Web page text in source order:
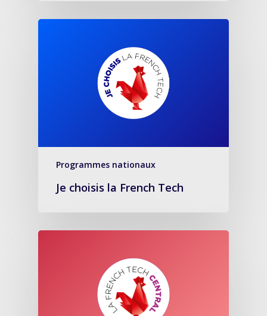
Programmes nationaux
Je choisis la French Tech